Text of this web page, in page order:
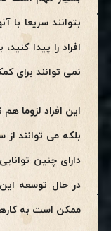
بتوانند سریعا با
افراد را پیدا
نمی توانند برای
این افراد لزوما
بلکه می توانند از
دارای چنین
در حال توسعه این
ممکن است به